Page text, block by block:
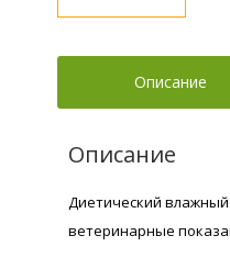
Описание
Описание
Диетический
ветеринарные